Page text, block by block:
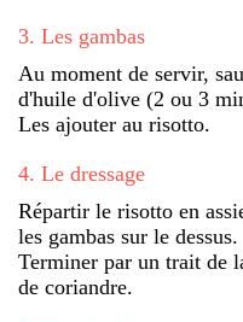
3. Les gambas
Au moment de servir,
d'huile d'olive (2 ou 3
Les ajouter au risotto.
4. Le dressage
Répartir le risotto en
les gambas sur le dessus.
Terminer par un trait de
de coriandre.